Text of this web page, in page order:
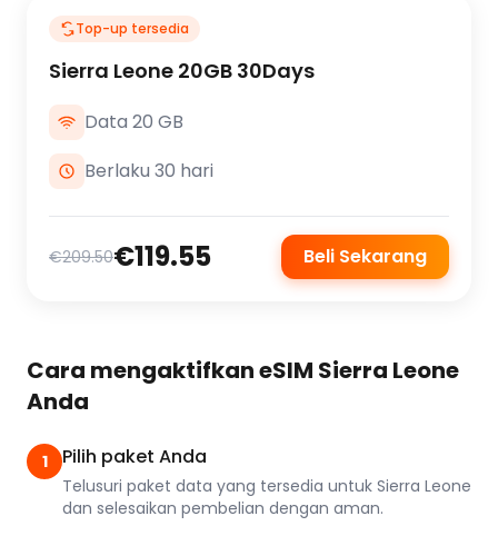
Top-up tersedia
Sierra Leone 20GB 30Days
Data 20 GB
Berlaku 30 hari
€209.50€119.55 Beli Sekarang
Cara mengaktifkan eSIM Sierra Leone
Anda
1 Pilih paket Anda
Telusuri paket data yang tersedia untuk Sierra Leone
dan selesaikan pembelian dengan aman.